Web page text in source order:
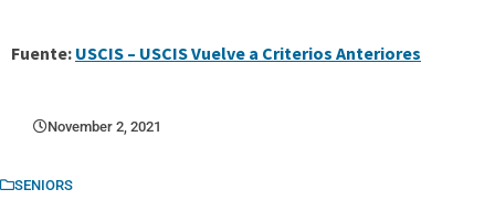
Fuente: USCIS – USCIS Vuelve a Criterios Anteriores
November 2, 2021
SENIORS